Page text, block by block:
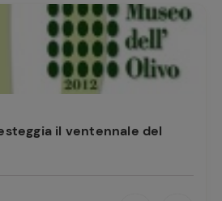
il ventennale del